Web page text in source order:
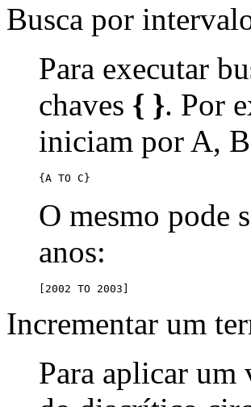
Busca por
Para executar
chaves { }. Por
iniciam por A,
{A TO C}
O mesmo pode
anos:
[2002 TO 2003]
Incrementar um
Para aplicar um